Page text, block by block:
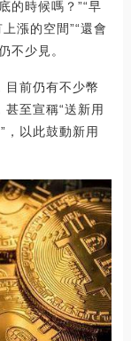
的時候嗎？”“早
漲的空間”“還會
不少見。
目前仍有不少幣
至宣稱“送新用
，以此鼓動新用